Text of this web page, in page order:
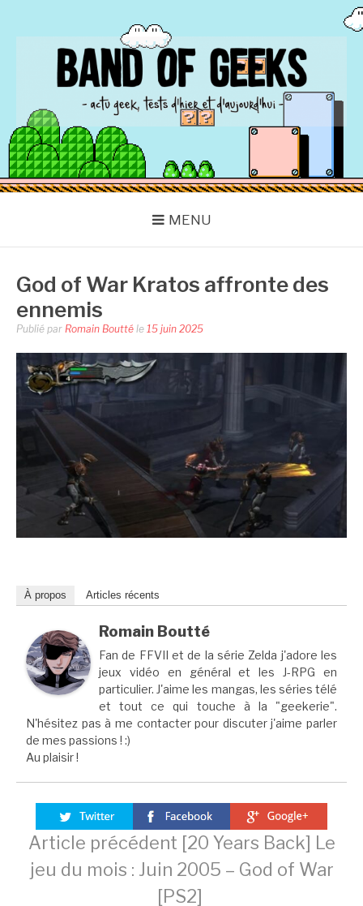
BAND OF GEEKS
Actu Geek d'hier et d'aujourd'hui
MENU
God of War Kratos affronte des
ennemis
Publié par Romain Boutté le 15 juin 2025
À propos Articles récents
Romain Boutté
Fan de FFVII et de la série Zelda j'adore les
jeux vidéo en général et les J-RPG en
particulier. J'aime les mangas, les séries télé
et tout ce qui touche à la "geekerie".
N'hésitez pas à me contacter pour discuter j'aime parler
de mes passions ! :)
Au plaisir !
Lire
Article précédent [20 Years Back] Le
jeu du mois : Juin 2005 – God of War
[PS2]